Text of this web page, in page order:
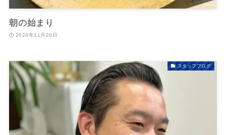
朝の始まり
2024年11月20日
スタッフブログ